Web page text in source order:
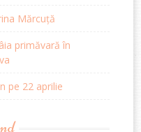
Mărcuță
primăvară în
pe 22 aprilie